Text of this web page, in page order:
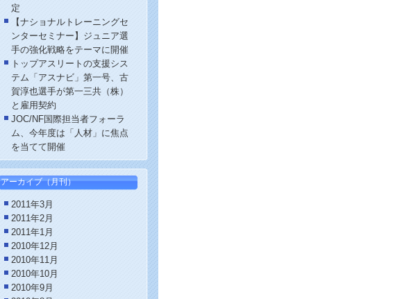
定
【ナショナルトレーニングセ
ンターセミナー】ジュニア選
手の強化戦略をテーマに開催
トップアスリートの支援シス
テム「アスナビ」第一号、古
賀淳也選手が第一三共（株）
と雇用契約
JOC/NF国際担当者フォーラ
ム、今年度は「人材」に焦点
を当てて開催
アーカイブ（月刊）
2011年3月
2011年2月
2011年1月
2010年12月
2010年11月
2010年10月
2010年9月